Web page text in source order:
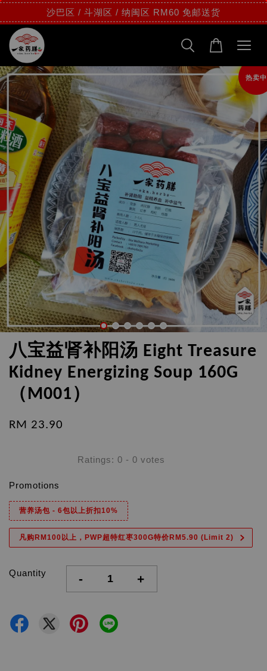
沙巴区 / 斗湖区 / 纳闽区 RM60 免邮送货
热卖中
八宝益肾补阳汤 Eight Treasure
Kidney Energizing Soup 160G
（M001）
RM 23.90
Ratings: 0 - 0 votes
Promotions
营养汤包 - 6包以上折扣10%
凡购RM100以上，PWP超特红枣300G特价RM5.90 (Limit 2)
Quantity - +